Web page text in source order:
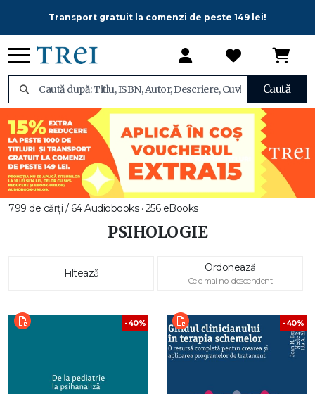
Transport gratuit la comenzi de peste 149 lei!
Caută
799 de cărți / 64 Audiobooks · 256 eBooks
PSIHOLOGIE
Filtează Ordonează
Cele mai noi descendent
-40% -40%